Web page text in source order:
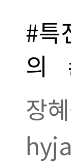
#특
의
장